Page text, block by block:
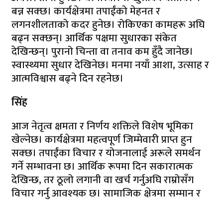
बन्न सक्छ। कार्यक्षेत्रमा तपाईंको मेहनत र
लगनशीलताको कदर हुनेछ। रोकिएका कामहरू अघि
बढ्न सक्छन्। आर्थिक पक्षमा सुधारका संकेत
देखिन्छन्। पुरानो चिन्ता वा तनाव कम हुँदै जानेछ।
स्वास्थ्यमा सुधार देखिनेछ। मनमा नयाँ आशा, उत्साह र
आत्मविश्वास बढ्ने दिन रहनेछ।
सिंह
आज नेतृत्व क्षमता र निर्णय शक्तिले विशेष भूमिका
खेल्नेछ। कार्यक्षेत्रमा महत्वपूर्ण जिम्मेवारी प्राप्त हुन
सक्छ। तपाईंका विचार र योजनालाई अरूले समर्थन
गर्ने सम्भावना छ। आर्थिक रूपमा दिन सकारात्मक
देखिन्छ, तर ठूलो लगानी वा खर्च गर्नुअघि राम्रोसँग
विचार गर्नु आवश्यक छ। सामाजिक क्षेत्रमा सम्मान र